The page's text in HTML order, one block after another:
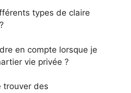
types de claire
en compte lorsque je
vie privée ?
trouver des